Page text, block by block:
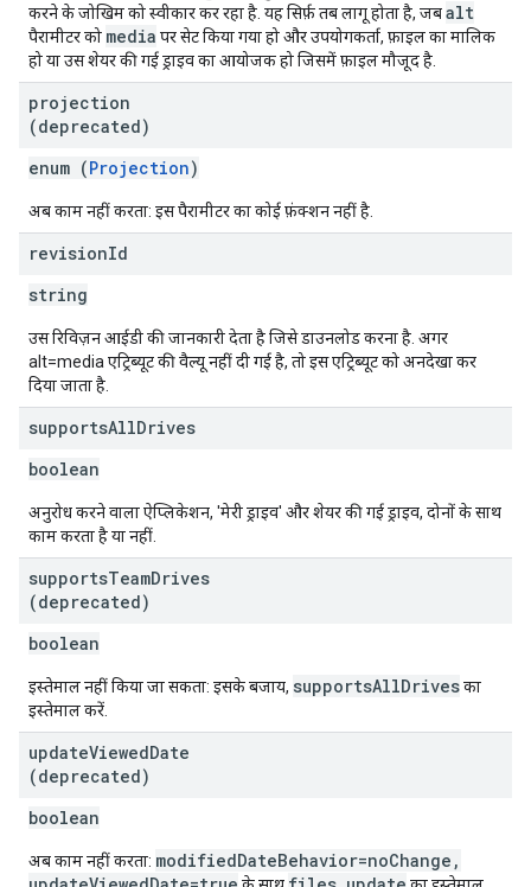
करने के जोखिम को स्वीकार कर रहा है. यह सिर्फ़ तब लागू होता है, जबalt
पैरामीटर को media पर सेट किया गया हो और उपयोगकर्ता, फ़ाइल का मालिक
हो या उस शेयर की गई ड्राइव का आयोजक हो जिसमें फ़ाइल मौजूद है.
projection
(deprecated)
enum (Projection)
अब काम नहीं करता: इस पैरामीटर का कोई फ़ंक्शन नहीं है.
revisionId
string
उस रिविज़न आईडी की जानकारी देता है जिसे डाउनलोड करना है. अगर
alt=media एट्रिब्यूट की वैल्यू नहीं दी गई है, तो इस एट्रिब्यूट को अनदेखा कर
दिया जाता है.
supportsAllDrives
boolean
अनुरोध करने वाला ऐप्लिकेशन, 'मेरी ड्राइव' और शेयर की गई ड्राइव, दोनों के साथ
काम करता है या नहीं.
supportsTeamDrives
(deprecated)
boolean
इस्तेमाल नहीं किया जा सकता: इसके बजाय, supportsAllDrivesका
इस्तेमाल करें.
updateViewedDate
(deprecated)
boolean
अब काम नहीं करता: modifiedDateBehavior=noChange,